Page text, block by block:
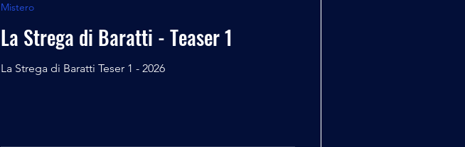
La Strega di Baratti - Teaser 1
La Strega di Baratti Teser 1 - 2026
Mistero